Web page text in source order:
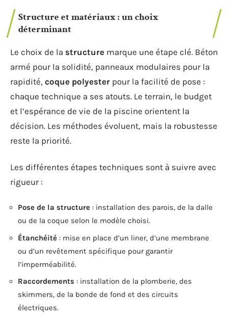
Structure et matériaux : un choix
déterminant
Le choix de la structure marque une étape clé. Béton
armé pour la solidité, panneaux modulaires pour la
rapidité, coque polyester pour la facilité de pose :
chaque technique a ses atouts. Le terrain, le budget
et l’espérance de vie de la piscine orientent la
décision. Les méthodes évoluent, mais la robustesse
reste la priorité.
Les différentes étapes techniques sont à suivre avec
rigueur :
Pose de la structure : installation des parois, de la dalle
ou de la coque selon le modèle choisi.
Étanchéité : mise en place d’un liner, d’une membrane
ou d’un revêtement spécifique pour garantir
l’imperméabilité.
Raccordements : installation de la plomberie, des
skimmers, de la bonde de fond et des circuits
électriques.